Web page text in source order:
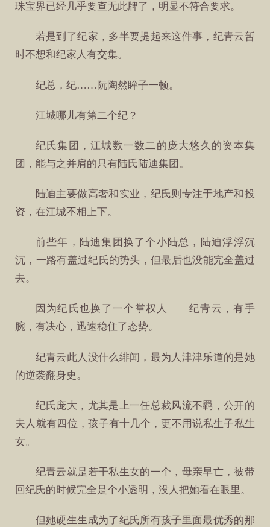
珠宝界已经几乎要查无此牌了，明显不符合要求。
若是到了纪家，多半要提起来这件事，纪青云暂
时不想和纪家人有交集。
纪总，纪……阮陶然眸子一顿。
江城哪儿有第二个纪？
纪氏集团，江城数一数二的庞大悠久的资本集
团，能与之并肩的只有陆氏陆迪集团。
陆迪主要做高奢和实业，纪氏则专注于地产和投
资，在江城不相上下。
前些年，陆迪集团换了个小陆总，陆迪浮浮沉
沉，一路有盖过纪氏的势头，但最后也没能完全盖过
去。
因为纪氏也换了一个掌权人——纪青云，有手
腕，有决心，迅速稳住了态势。
纪青云此人没什么绯闻，最为人津津乐道的是她
的逆袭翻身史。
纪氏庞大，尤其是上一任总裁风流不羁，公开的
夫人就有四位，孩子有十几个，更不用说私生子私生
女。
纪青云就是若干私生女的一个，母亲早亡，被带
回纪氏的时候完全是个小透明，没人把她看在眼里。
但她硬生生成为了纪氏所有孩子里面最优秀的那